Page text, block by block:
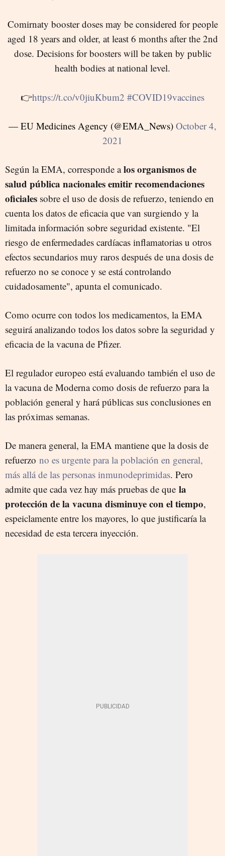
Comirnaty booster doses may be considered for people
aged 18 years and older, at least 6 months after the 2nd
dose. Decisions for boosters will be taken by public
health bodies at national level.
👉https://t.co/v0jiuKbum2 #COVID19vaccines
— EU Medicines Agency (@EMA_News) October 4,
2021
Según la EMA, corresponde alos organismos de
salud pública nacionales emitir recomendaciones
oficiales sobre el uso de dosis de refuerzo, teniendo en
cuenta los datos de eficacia que van surgiendo y la
limitada información sobre seguridad existente. "El
riesgo de enfermedades cardíacas inflamatorias u otros
efectos secundarios muy raros después de una dosis de
refuerzo no se conoce y se está controlando
cuidadosamente", apunta el comunicado.
Como ocurre con todos los medicamentos, la EMA
seguirá analizando todos los datos sobre la seguridad y
eficacia de la vacuna de Pfizer.
El regulador europeo está evaluando también el uso de
la vacuna de Moderna como dosis de refuerzo para la
población general y hará públicas sus conclusiones en
las próximas semanas.
De manera general, la EMA mantiene que la dosis de
refuerzo no es urgente para la población en general,
más allá de las personas inmunodeprimidas. Pero
admite que cada vez hay más pruebas de que la
protección de la vacuna disminuye con el tiempo,
espeiclamente entre los mayores, lo que justificaría la
necesidad de esta tercera inyección.